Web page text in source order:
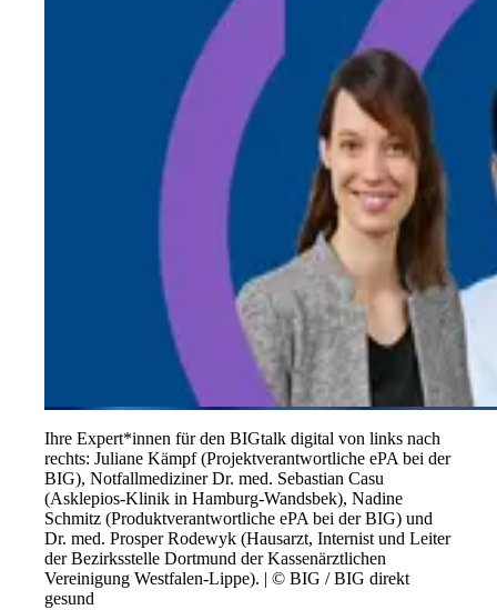
Ihre Expert*innen für den BIGtalk digital von links nach
rechts: Juliane Kämpf (Projektverantwortliche ePA bei der
BIG), Notfallmediziner Dr. med. Sebastian Casu
(Asklepios-Klinik in Hamburg-Wandsbek), Nadine
Schmitz (Produktverantwortliche ePA bei der BIG) und
Dr. med. Prosper Rodewyk (Hausarzt, Internist und Leiter
der Bezirksstelle Dortmund der Kassenärztlichen
Vereinigung Westfalen-Lippe). | © BIG / BIG direkt
gesund